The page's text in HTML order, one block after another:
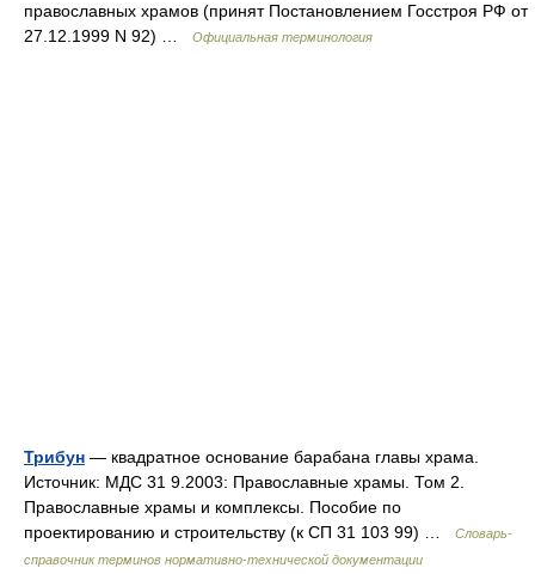
православных храмов (принят Постановлением Госстроя РФ от
27.12.1999 N 92) …
Официальная терминология
Трибун — квадратное основание барабана главы храма.
Источник: МДС 31 9.2003: Православные храмы. Том 2.
Православные храмы и комплексы. Пособие по
проектированию и строительству (к СП 31 103 99) …
Словарь-
справочник терминов нормативно-технической документации